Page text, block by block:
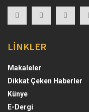
LİNKLER
Makaleler
Dikkat Çeken Haberler
Künye
E-Dergi